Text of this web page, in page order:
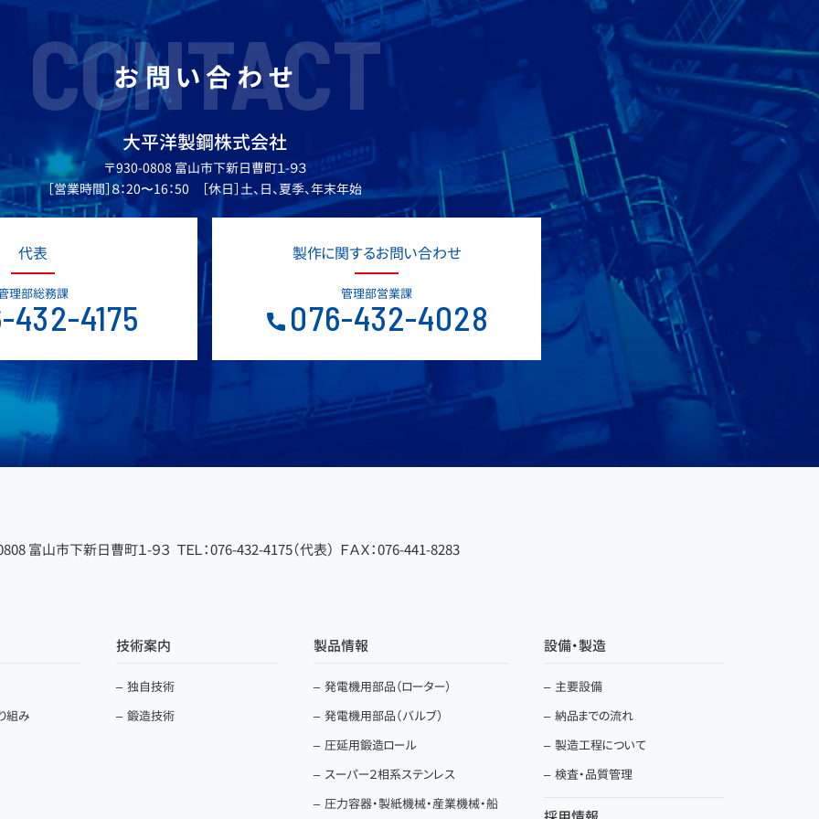
CONTACT
お問い合わせ
大平洋製鋼株式会社
〒930-0808 富山市下新日曹町１-９３
［営業時間］８：20〜16：50 ［休日］土、日、夏季、年末年始
代表
理部総務課
4175
製作に関するお問い合わせ
管理部営業課
076-432-4028
富山市下新日曹町１-９３ ＴＥＬ：076-432-4175（代表） ＦＡＸ：076-441-8283
組み
技術案内
独自技術
鍛造技術
製品情報
発電機用部品（ローター）
発電機用部品（バルブ）
圧延用鍛造ロール
スーパー２相系ステンレス
圧力容器・製紙機械・産業機械・船
設備・製造
主要設備
納品までの流れ
製造工程について
検査・品質管理